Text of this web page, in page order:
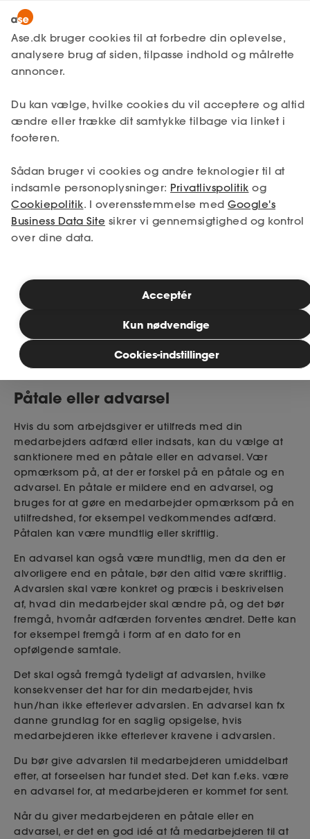
MitAse
Ase Selvstændig
Dokumenter.dk
Lønmodtager
Selvstændig
Etableret
Produkter
Få svar
Fordele
Studerende
Bliv medlem
MitAse
Ase Selvstændig
Dokumenter.dk
Selvstændig Få svar Ansættelse
Misligholdelse af
ansættelse
Som arbejdsgiver kan du komme ud for en
situation, hvor en medarbejder misligholder
sit ansættelsesforhold. Afhængigt af hvilken
form for misligholdelse, der er tale om, har
du forskellige reaktionsmuligheder, du kan
bortvisning.
Publiceret: 28. november 2025
Påtale eller advarsel
Hvis du som arbejdsgiver er utilfreds med din
medarbejders adfærd eller indsats, kan du vælge at
sanktionere med en påtale eller en advarsel. Vær
opmærksom på, at der er forskel på en påtale og en
advarsel. En påtale er mildere end en advarsel, og
bruges for at gøre en medarbejder opmærksom på en
utilfredshed, for eksempel vedkommendes adfærd.
Påtalen kan være mundtlig eller skriftlig.
En advarsel kan også være mundtlig, men da den er
alvorligere end en påtale, bør den altid være skriftlig.
Advarslen skal være konkret og præcis i beskrivelsen
af, hvad din medarbejder skal ændre på, og det bør
fremgå, hvornår adfærden forventes ændret. Dette kan
for eksempel fremgå i form af en dato for en
opfølgende samtale.
Det skal også fremgå tydeligt af advarslen, hvilke
konsekvenser det har for din medarbejder, hvis
hun/han ikke efterlever advarslen. En advarsel kan fx
danne grundlag for en saglig opsigelse, hvis
medarbejderen ikke efterlever kravene i advarslen.
Du bør give advarslen til medarbejderen umiddelbart
efter, at forseelsen har fundet sted. Det kan f.eks. være
en advarsel for, at medarbejderen er kommet for sent.
Når du giver medarbejderen en påtale eller en
advarsel, er det en god idé at få medarbejderen til at
Ase.dk bruger cookies til at forbedre din oplevelse,
analysere brug af siden, tilpasse indhold og målrette
annoncer.
Du kan vælge, hvilke cookies du vil acceptere og altid
ændre eller trække dit samtykke tilbage via linket i
footeren.
Sådan bruger vi cookies og andre teknologier til at
indsamle personoplysninger: Privatlivspolitik og
Cookiepolitik. I overensstemmelse med Google's
Business Data Site sikrer vi gennemsigtighed og kontrol
over dine data.
Cookies-indstillinger
Kun nødvendige
Acceptér